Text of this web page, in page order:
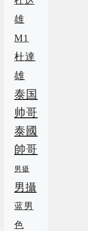
雄
M1
杜達
雄
泰国
帅哥
泰國
帥哥
男摄
男攝
蓝男
色